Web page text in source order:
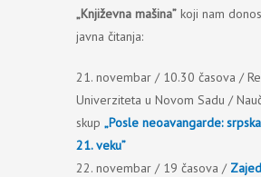
„Književna mašina” koji nam
javna čitanja:
21. novembar / 10.30 časova /
Univerziteta u Novom Sadu /
skup „Posle neoavangarde:
21. veku”
22. novembar / 19 časova /